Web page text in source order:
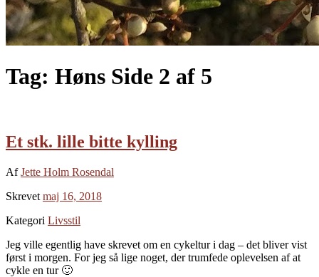
Tag: Høns Side 2 af 5
Et stk. lille bitte kylling
AfJette Holm Rosendal
Skrevet maj 16, 2018
Kategori Livsstil
Jeg ville egentlig have skrevet om en cykeltur i dag – det bliver vist
først i morgen. For jeg så lige noget, der trumfede oplevelsen af at
cykle en tur 🙂